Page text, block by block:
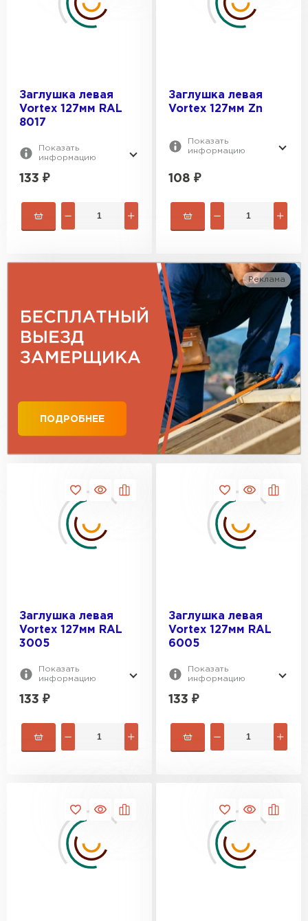
RAL 3005
Заглушка левая
Vortex 127мм RAL
8017
Показать
информацию
133 ₽
Заглушка левая
Vortex 127мм Zn
Показать
информацию
108 ₽
Реклама
ПОДРОБНЕЕ
Заглушка левая
Vortex 127мм RAL
3005
Показать
информацию
133 ₽
Заглушка левая
Vortex 127мм RAL
6005
Показать
информацию
133 ₽
Гибкая черепица
Профилированный лист